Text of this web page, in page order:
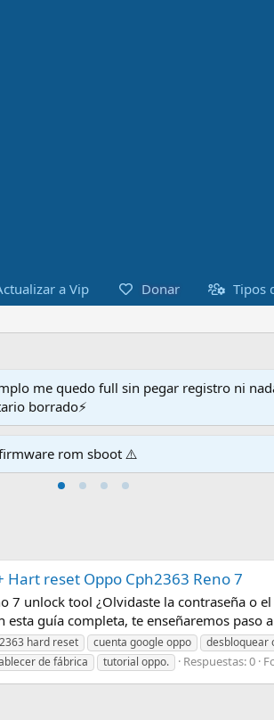
a Vip Donar Tipos
me quedo full sin pegar registro ni
borrado⚡
rom sboot ⚠️
reset Oppo Cph2363 Reno 7
unlock tool ¿Olvidaste la contraseña o
guía completa, te enseñaremos paso
hard reset cuenta google oppo desbloquear
de fábrica tutorial oppo. Respuestas: 0